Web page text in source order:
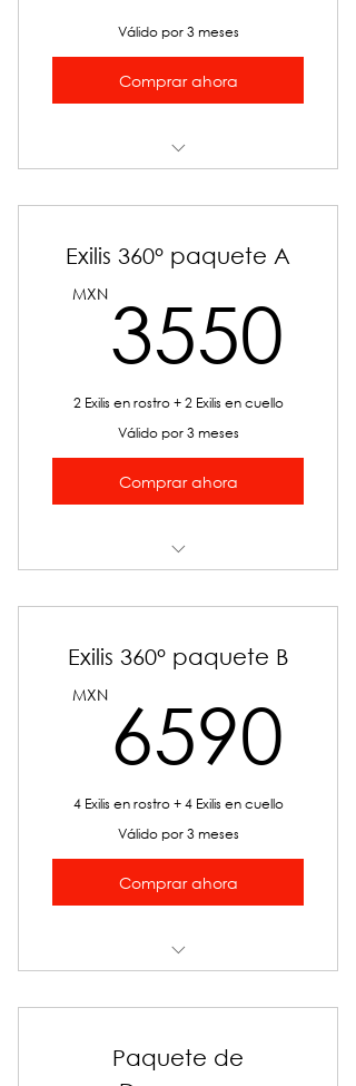
Válido por 3 meses
Comprar ahora
Exilis 360° paquete A
MXN 3550
2 Exilis en rostro + 2 Exilis en cuello
Válido por 3 meses
Comprar ahora
Exilis 360° paquete B
MXN 6590
4 Exilis en rostro + 4 Exilis en cuello
Válido por 3 meses
Comprar ahora
Paquete de